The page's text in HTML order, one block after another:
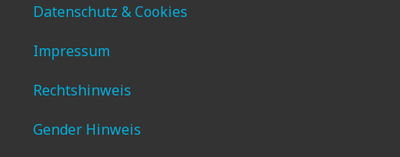
Datenschutz & Cookies
Impressum
Rechtshinweis
Gender Hinweis